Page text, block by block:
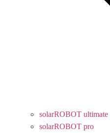
solarROBOT ultimate
solarROBOT pro